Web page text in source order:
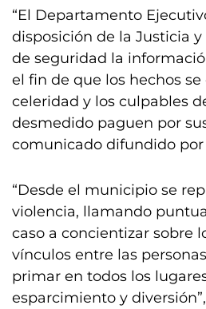
“El Departamento
disposición de la Justicia
de seguridad la
el fin de que los hechos se
celeridad y los culpables
desmedido paguen por
comunicado difundido
“Desde el municipio se
violencia, llamando
caso a concientizar sobre
vínculos entre las
primar en todos los
esparcimiento y